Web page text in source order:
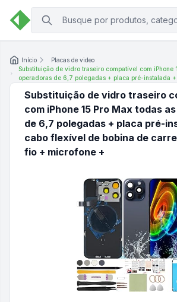
Início
Placas de video
Substituição de vidro traseiro compatível com iPhone
operadoras de 6,7 polegadas + placa pré-instalada
Substituição de vidro traseiro
com iPhone 15 Pro Max todas
de 6,7 polegadas + placa pré-
cabo flexível de bobina de
fio + microfone +